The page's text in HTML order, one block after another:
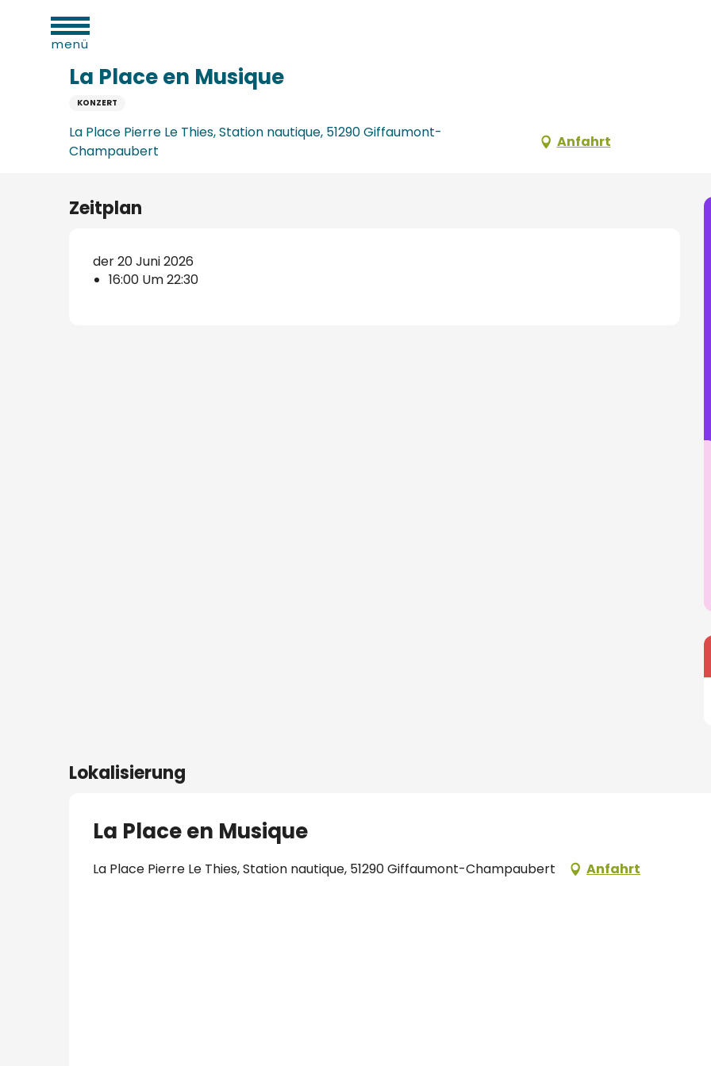
contenumenü
Startseite
La Place en Musique
KONZERT
La Place Pierre Le Thies, Station nautique, 51290 Giffaumont-
Champaubert
Anfahrt
Zeitplan
der 20 Juni 2026
16:00 Um 22:30
Lokalisierung
La Place en Musique
La Place Pierre Le Thies, Station nautique, 51290 Giffaumont-Champaubert Anfahrt